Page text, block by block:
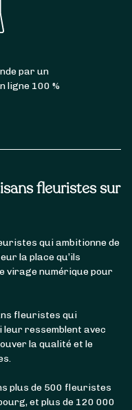
fleuristes sur
qui ambitionne de
la place qu’ils
virage numérique pour
fleuristes qui
ressemblent avec
la qualité et le
plus de 500 fleuristes
et plus de 120 000
par un
ligne 100 %